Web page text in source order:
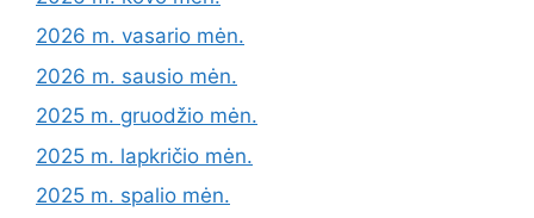
2026 m. vasario mėn.
2026 m. sausio mėn.
2025 m. gruodžio mėn.
2025 m. lapkričio mėn.
2025 m. spalio mėn.